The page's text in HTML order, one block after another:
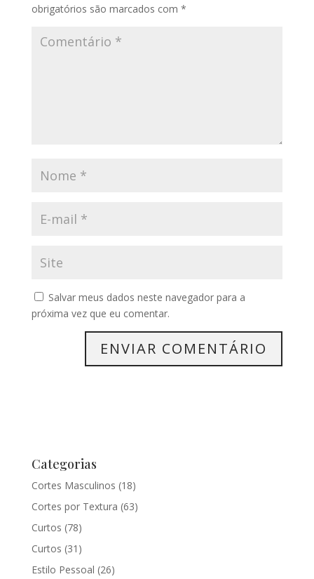
obrigatórios são marcados com *
Salvar meus dados neste navegador para a
próxima vez que eu comentar.
Categorias
Cortes Masculinos (18)
Cortes por Textura (63)
Curtos (78)
Curtos (31)
Estilo Pessoal (26)